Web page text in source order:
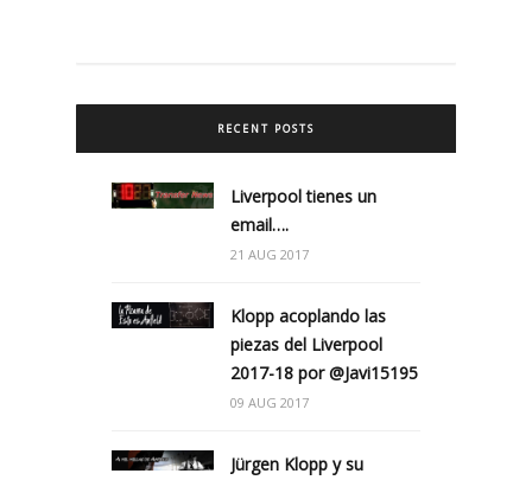
RECENT POSTS
Liverpool tienes un
email….
21 AUG 2017
Klopp acoplando las
piezas del Liverpool
2017-18 por @Javi15195
09 AUG 2017
Jürgen Klopp y su